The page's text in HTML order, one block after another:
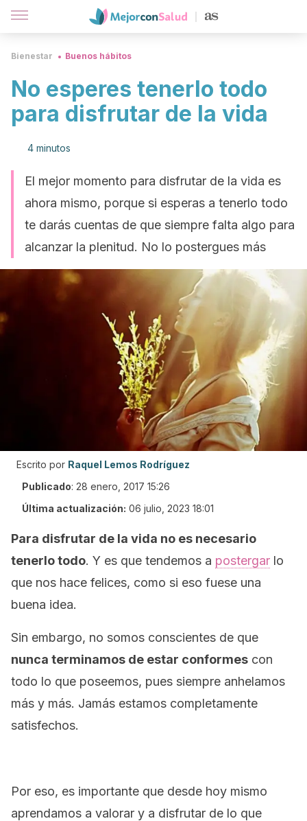
Bienestar Buenos hábitos
No esperes tenerlo todo
para disfrutar de la vida
4 minutos
El mejor momento para disfrutar de la vida es
ahora mismo, porque si esperas a tenerlo todo
te darás cuentas de que siempre falta algo para
alcanzar la plenitud. No lo postergues más
Escrito por Raquel Lemos Rodríguez
Publicado: 28 enero, 2017 15:26
Última actualización: 06 julio, 2023 18:01
Para disfrutar de la vida no es necesario
tenerlo todo. Y es que tendemos a postergar lo
que nos hace felices, como si eso fuese una
buena idea.
Sin embargo, no somos conscientes de que
nunca terminamos de estar conformes con
todo lo que poseemos, pues siempre anhelamos
más y más. Jamás estamos completamente
satisfechos.
Por eso, es importante que desde hoy mismo
aprendamos a valorar y a disfrutar de lo que